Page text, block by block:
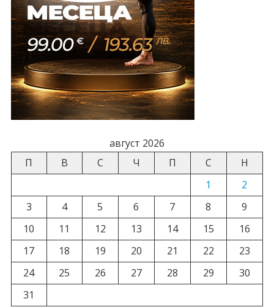
август 2026
П
В С Ч П С
Н
1
2
3
4 5 6 7 8
9
10
11 12 13 14 15
16
17
18 19 20 21 22
23
24
25 26 27 28 29
30
31